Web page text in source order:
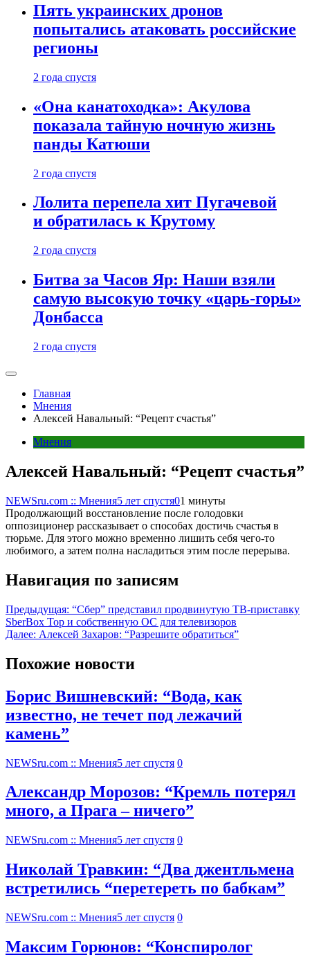
Пять украинских дронов
попытались атаковать российские
регионы
2 года спустя
«Она канатоходка»: Акулова
показала тайную ночную жизнь
панды Катюши
2 года спустя
Лолита перепела хит Пугачевой
и обратилась к Крутому
2 года спустя
Битва за Часов Яр: Наши взяли
самую высокую точку «царь-горы»
Донбасса
2 года спустя
Главная
Мнения
Алексей Навальный: “Рецепт счастья”
Мнения
Алексей Навальный: “Рецепт счастья”
NEWSru.com :: Мнения5 лет спустя01 минуты
Продолжающий восстановление после голодовки
оппозиционер рассказывает о способах достичь счастья в
тюрьме. Для этого можно временно лишить себя чего-то
любимого, а затем полна насладиться этим после перерыва.
Навигация по записям
Предыдущая: “Сбер” представил продвинутую ТВ-приставку
SberBox Top и собственную ОС для телевизоров
Далее: Алексей Захаров: “Разрешите обратиться”
Похожие новости
Борис Вишневский: “Вода, как
известно, не течет под лежачий
камень”
NEWSru.com :: Мнения5 лет спустя 0
Александр Морозов: “Кремль потерял
много, а Прага – ничего”
NEWSru.com :: Мнения5 лет спустя 0
Николай Травкин: “Два джентльмена
встретились “перетереть по бабкам”
NEWSru.com :: Мнения5 лет спустя 0
Максим Горюнов: “Конспиролог